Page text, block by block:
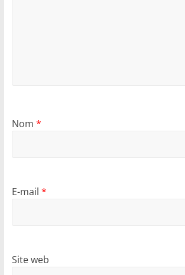
Nom *
E-mail *
Site web